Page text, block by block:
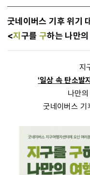
굿네이버스 기후 위기
<지 구를 구하는 나만의
지
'일상 속 탄소발
나만
굿네이버스